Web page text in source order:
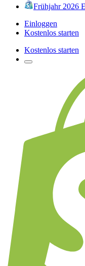
Frühjahr 2026
Einloggen
Kostenlos starten
Kostenlos starten